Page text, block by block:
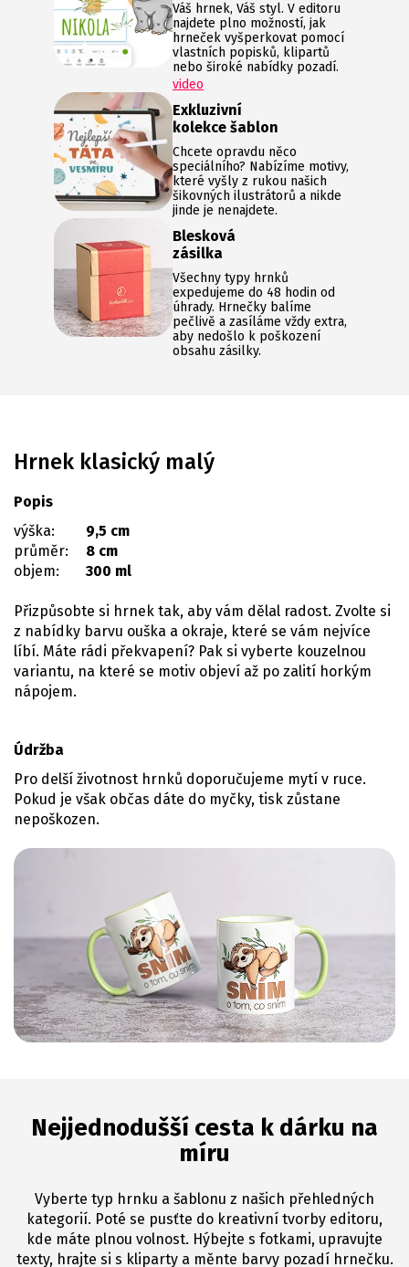
Váš hrnek, Váš styl. V editoru
najdete plno možností, jak
hrneček vyšperkovat pomocí
vlastních popisků, klipartů
nebo široké nabídky pozadí.
video
Exkluzivní
kolekce šablon
Chcete opravdu něco
speciálního? Nabízíme motivy,
které vyšly z rukou našich
šikovných ilustrátorů a nikde
jinde je nenajdete.
Blesková
zásilka
Všechny typy hrnků
expedujeme do 48 hodin od
úhrady. Hrnečky balíme
pečlivě a zasíláme vždy extra,
aby nedošlo k poškození
obsahu zásilky.
Hrnek klasický malý
Popis
výška:
9,5 cm
průměr:
8 cm
objem:
300 ml
Přizpůsobte si hrnek tak, aby vám dělal radost. Zvolte si
z nabídky barvu ouška a okraje, které se vám nejvíce
líbí. Máte rádi překvapení? Pak si vyberte kouzelnou
variantu, na které se motiv objeví až po zalití horkým
nápojem.
Údržba
Pro delší životnost hrnků doporučujeme mytí v ruce.
Pokud je však občas dáte do myčky, tisk zůstane
nepoškozen.
Nejjednodušší cesta k dárku na
míru
Vyberte typ hrnku a šablonu z našich přehledných
kategorií. Poté se pusťte do kreativní tvorby editoru,
kde máte plnou volnost. Hýbejte s fotkami, upravujte
texty, hrajte si s kliparty a měnte barvy pozadí hrnečku.